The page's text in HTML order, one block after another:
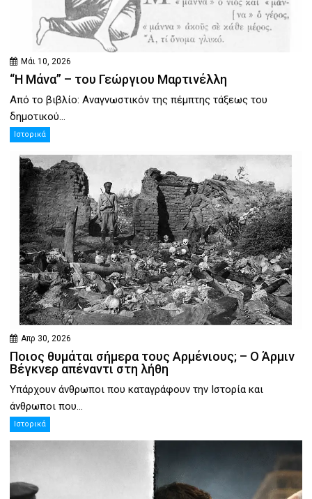
Μάι 10, 2026
“Η Μάνα” – του Γεώργιου Μαρτινέλλη
Από το βιβλίο: Αναγνωστικόν της πέμπτης τάξεως του
δημοτικού...
Ιστορικά
Απρ 30, 2026
Ποιος θυμάται σήμερα τους Αρμένιους; – Ο Άρμιν
Βέγκνερ απέναντι στη λήθη
Υπάρχουν άνθρωποι που καταγράφουν την Ιστορία και
άνθρωποι που...
Ιστορικά